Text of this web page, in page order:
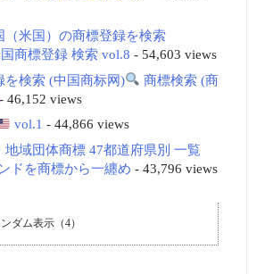
（米国）の商標登録を検索
商標登録 検索 vol.8 - 54,603 views
を検索 (中国商标网)
商標検索 (商
- 46,152 views
vol.1 - 44,866 views
地域団体商標 47都道府県別 一覧
ドを商標から一纏め - 43,796 views
ダム表示（4）